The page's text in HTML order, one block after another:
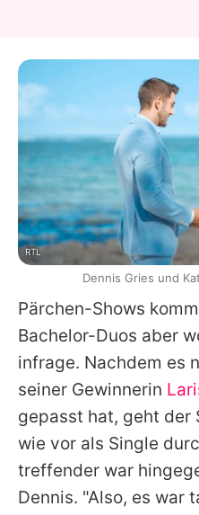
Pärchen-Shows
Bachelor-Duos aber
infrage. Nachdem es
seiner Gewinnerin
gepasst hat, geht der
wie vor als Single
treffender war
Dennis. "Also, es war
RTL
Dennis Gries und